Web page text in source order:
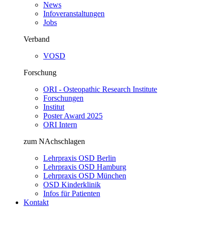
News
Infoveranstaltungen
Jobs
Verband
VOSD
Forschung
ORI - Osteopathic Research Institute
Forschungen
Institut
Poster Award 2025
ORI Intern
zum NAchschlagen
Lehrpraxis OSD Berlin
Lehrpraxis OSD Hamburg
Lehrpraxis OSD München
OSD Kinderklinik
Infos für Patienten
Kontakt